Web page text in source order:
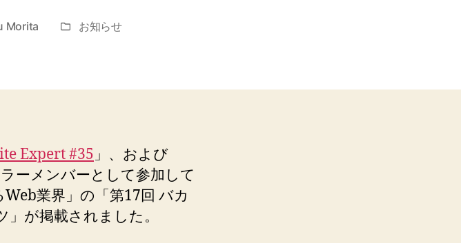
Morita
カ
ー
お知らせ
Expert #35 」、および
ーメンバーとして参加して
業界」の「第17回 バカ
が掲載されました。